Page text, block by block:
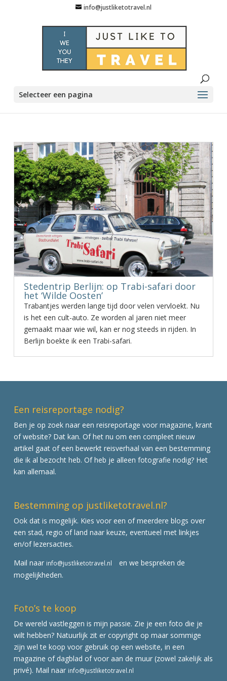
info@justliketotravel.nl
Selecteer een pagina
Stedentrip Berlijn: op Trabi-safari door
het ‘Wilde Oosten’
Trabantjes werden lange tijd door velen vervloekt. Nu
is het een cult-auto. Ze worden al jaren niet meer
gemaakt maar wie wil, kan er nog steeds in rijden. In
Berlijn boekte ik een Trabi-safari.
Een reisreportage nodig?
Ben je op zoek naar een reisreportage voor magazine, krant
of website? Dat kan. Of het nu om een compleet nieuw
artikel gaat of een bewerkt reisverhaal van een bestemming
die ik al bezocht heb. Of heb je alleen fotografie nodig? Het
kan allemaal.
Bestemming op justliketotravel.nl?
Ook dat is mogelijk. Kies voor een of meerdere blogs over
een stad, regio of land naar keuze, eventueel met linkjes
en/of lezersacties.
Mail naar info@justliketotravel.nl
en we bespreken de
mogelijkheden.
Foto’s te koop
De wereld vastleggen is mijn passie. Zie je een foto die je
wilt hebben? Natuurlijk zit er copyright op maar sommige
zijn wel te koop voor gebruik op een website, in een
magazine of dagblad of voor aan de muur (zowel zakelijk als
privé). Mail naar info@justliketotravel.nl